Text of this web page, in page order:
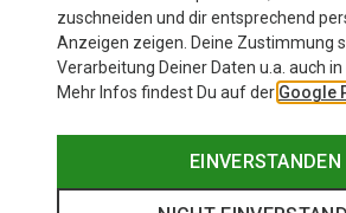
59,95 €
zuschneiden und dir entsprechend
Anzeigen zeigen. Deine Zustimmung
Verarbeitung Deiner Daten u.a. auch in
Mehr Infos findest Du auf der Google
EINVERSTANDEN